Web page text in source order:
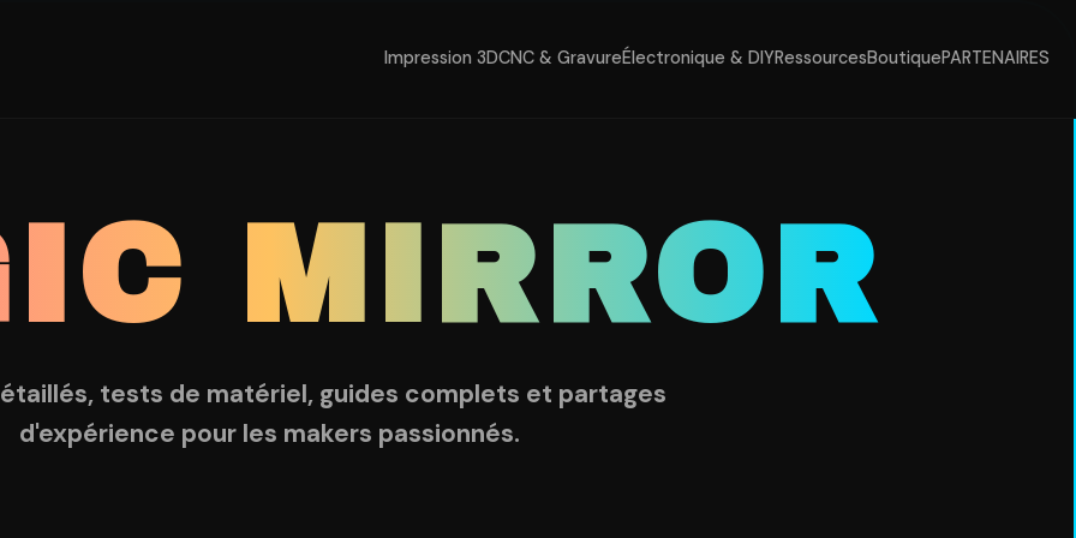
Impression 3DCNC & GravureÉlectronique & DIYRessourcesBoutiquePARTENAIRES
MIRROR
tests de matériel, guides complets et partages
d'expérience pour les makers passionnés.